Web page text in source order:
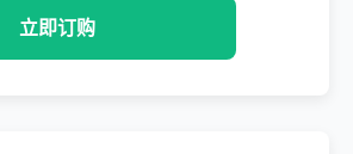
立即订购